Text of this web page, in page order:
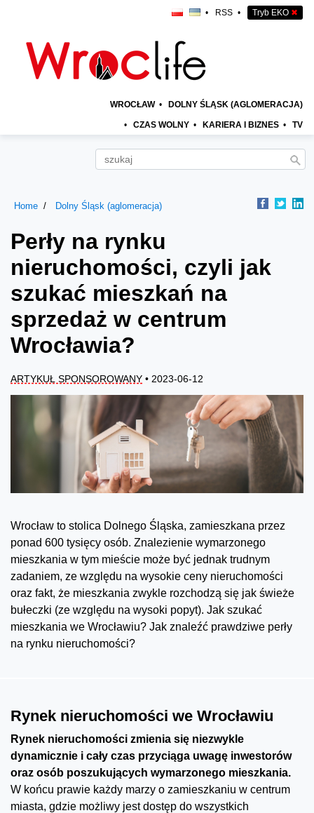
• RSS • Tryb EKO ✖
WROCŁAW • DOLNY ŚLĄSK (AGLOMERACJA)
• CZAS WOLNY • KARIERA I BIZNES • TV
Home Dolny Śląsk (aglomeracja)
Perły na rynku
nieruchomości, czyli jak
szukać mieszkań na
sprzedaż w centrum
Wrocławia?
ARTYKUŁ SPONSOROWANY • 2023-06-12
Wrocław to stolica Dolnego Śląska, zamieszkana przez
ponad 600 tysięcy osób. Znalezienie wymarzonego
mieszkania w tym mieście może być jednak trudnym
zadaniem, ze względu na wysokie ceny nieruchomości
oraz fakt, że mieszkania zwykle rozchodzą się jak świeże
bułeczki (ze względu na wysoki popyt). Jak szukać
mieszkania we Wrocławiu? Jak znaleźć prawdziwe perły
na rynku nieruchomości?
Rynek nieruchomości we Wrocławiu
Rynek nieruchomości zmienia się niezwykle
dynamicznie i cały czas przyciąga uwagę inwestorów
oraz osób poszukujących wymarzonego mieszkania.
W końcu prawie każdy marzy o zamieszkaniu w centrum
miasta, gdzie możliwy jest dostęp do wszystkich